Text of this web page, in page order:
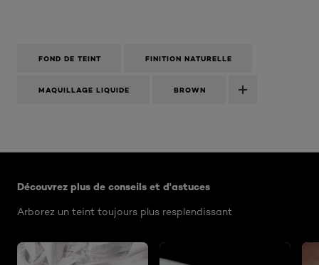
FOND DE TEINT FINITION NATURELLE
MAQUILLAGE LIQUIDE BROWN
Découvrez plus de conseils et d'astuces
Arborez un teint toujours plus resplendissant